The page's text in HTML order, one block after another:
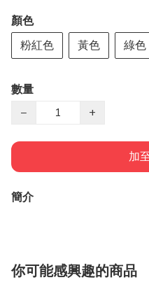
顏色
粉紅色
黃色 綠色
數量
−
+
加
簡介
你可能感興趣的商品